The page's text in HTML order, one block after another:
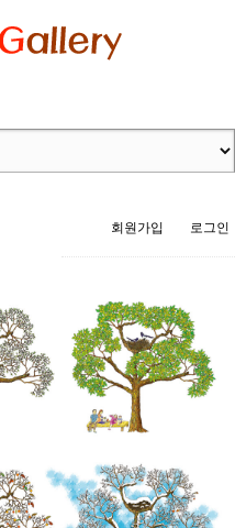
회원가입 로그인